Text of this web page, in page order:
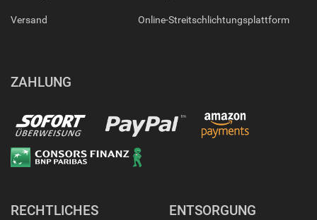
Versand Online-Streitschlichtungsplattform
ZAHLUNG
RECHTLICHES ENTSORGUNG